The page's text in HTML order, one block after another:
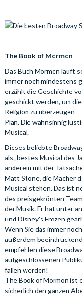
The Book of Mormon
Das Buch Mormon läuft
immer noch mindestens
erzählt die Geschichte
geschickt werden, um
Religion zu überzeugen
Plan. Die wahnsinnig
Musical.
Dieses beliebte
als „bestes Musical des
anderem mit der
Matt Stone, die Macher
Musical stehen. Das ist
des preisgekrönten
der Musik. Er hat unter
und Disney's Frozen
Wenn Sie das immer
außerdem
empfehlen diese
aufgeschlossenen
fallen werden!
The Book of Mormon ist
sicherlich den ganzen